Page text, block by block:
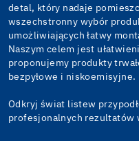
detal, który nadaje
wszechstronny wybór
umożliwiających łatwy
Naszym celem jest
proponujemy produkty
bezpyłowe i niskoemisyjne.
Odkryj świat listew
profesjonalnych rezultatów